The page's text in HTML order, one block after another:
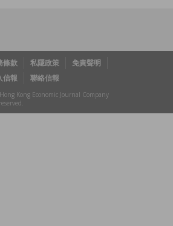
條款 私隱政策
免責聲明
信報 聯絡信報
Kong Economic Journal Company